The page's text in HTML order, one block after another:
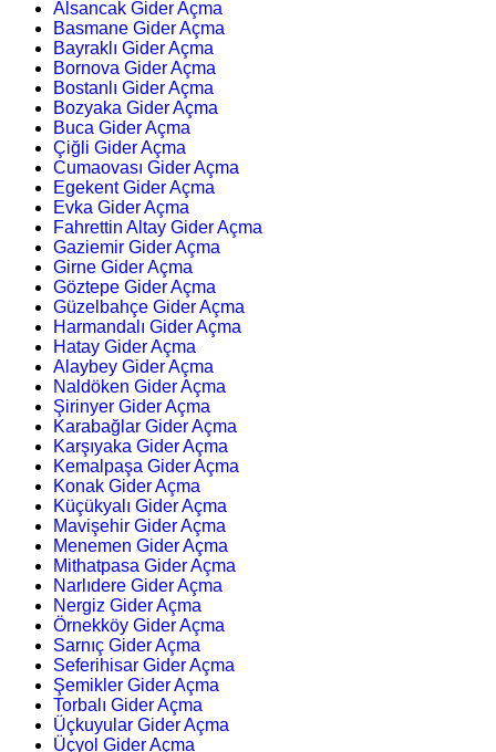
Alsancak Gider Açma
Basmane Gider Açma
Bayraklı Gider Açma
Bornova Gider Açma
Bostanlı Gider Açma
Bozyaka Gider Açma
Buca Gider Açma
Çiğli Gider Açma
Cumaovası Gider Açma
Egekent Gider Açma
Evka Gider Açma
Fahrettin Altay Gider Açma
Gaziemir Gider Açma
Girne Gider Açma
Göztepe Gider Açma
Güzelbahçe Gider Açma
Harmandalı Gider Açma
Hatay Gider Açma
Alaybey Gider Açma
Naldöken Gider Açma
Şirinyer Gider Açma
Karabağlar Gider Açma
Karşıyaka Gider Açma
Kemalpaşa Gider Açma
Konak Gider Açma
Küçükyalı Gider Açma
Mavişehir Gider Açma
Menemen Gider Açma
Mithatpasa Gider Açma
Narlıdere Gider Açma
Nergiz Gider Açma
Örnekköy Gider Açma
Sarnıç Gider Açma
Seferihisar Gider Açma
Şemikler Gider Açma
Torbalı Gider Açma
Üçkuyular Gider Açma
Üçyol Gider Açma